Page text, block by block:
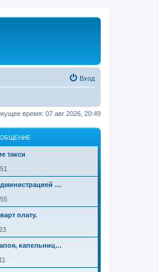
Вход
время: 07 авг 2026, 20:49
такси
…
плату.
капельниц…